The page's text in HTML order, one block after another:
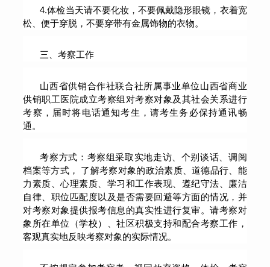
4.体检当天请不要化妆，不要佩戴隐形眼镜，衣着宽
松、便于穿脱，不要穿带有金属饰物的衣物。
三、考察工作
山西省供销合作社联合社所属事业单位山西省商业
供销职工医院成立考察组对考察对象及其社会关系进行
考察，届时将电话通知考生，请考生务必保持通讯畅
通。
考察方式：考察组采取实地走访、个别谈话、调阅
档案等方式， 了解考察对象的政治素质、道德品行、能
力素质、心理素质、学习和工作表现、遵纪守法、廉洁
自律、职位匹配度以及是否需要回避等方面的情况，并
对考察对象提供报考信息的真实性进行复审。请考察对
象所在单位（学校）、社区积极支持和配合考察工作，
客观真实地反映考察对象的实际情况。